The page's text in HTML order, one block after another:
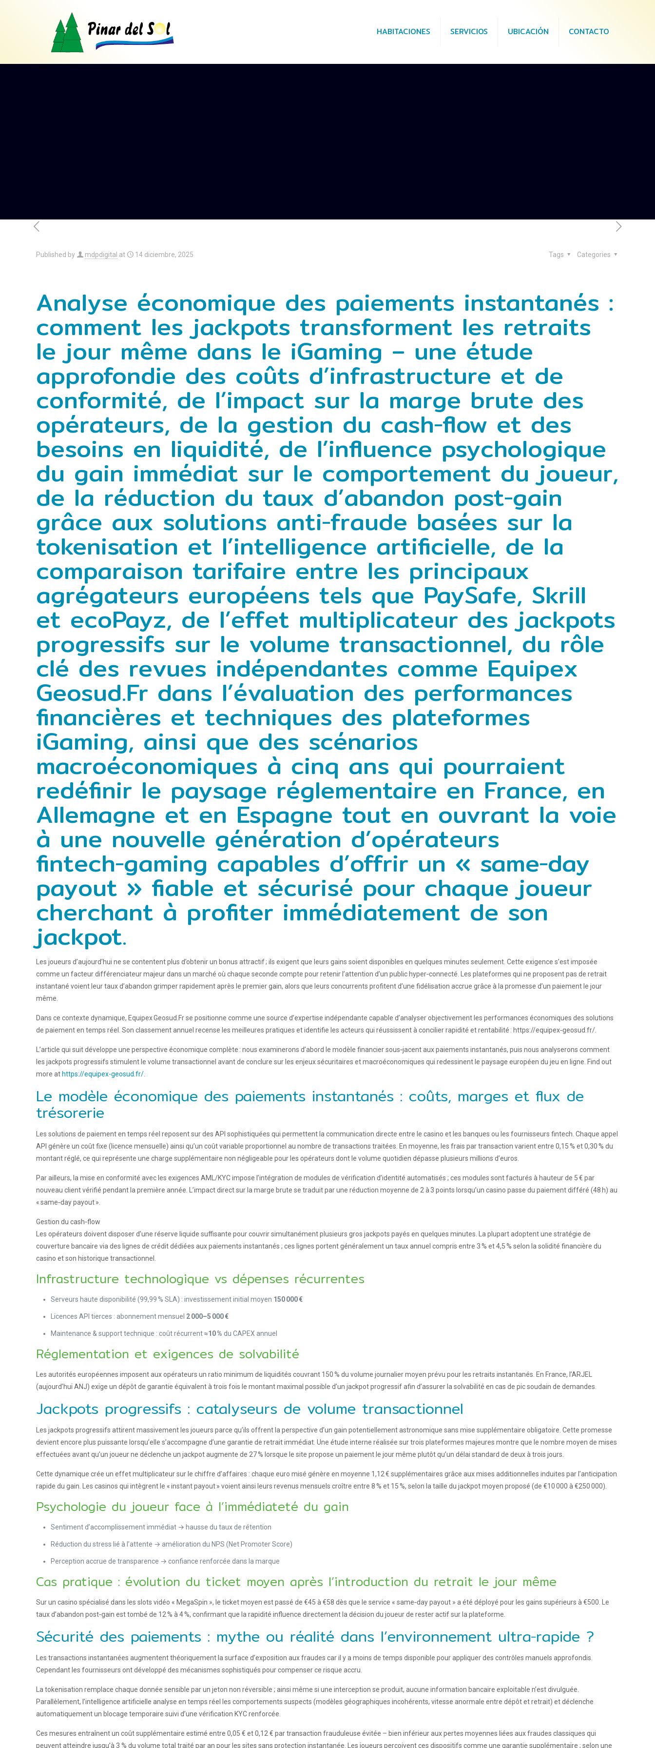
HABITACIONES SERVICIOS UBICACIÓN CONTACTO
Published by mdpdigital at 14 diciembre, 2025 Categories
Tags
Analyse économique des paiements instantanés :
comment les jackpots transforment les retraits
le jour même dans le iGaming – une étude
approfondie des coûts d’infrastructure et de
conformité, de l’impact sur la marge brute des
opérateurs, de la gestion du cash‑flow et des
besoins en liquidité, de l’influence psychologique
du gain immédiat sur le comportement du joueur,
de la réduction du taux d’abandon post‑gain
grâce aux solutions anti‑fraude basées sur la
tokenisation et l’intelligence artificielle, de la
comparaison tarifaire entre les principaux
agrégateurs européens tels que PaySafe, Skrill
et ecoPayz, de l’effet multiplicateur des jackpots
progressifs sur le volume transactionnel, du rôle
clé des revues indépendantes comme Equipex
Geosud.Fr dans l’évaluation des performances
financières et techniques des plateformes
iGaming, ainsi que des scénarios
macroéconomiques à cinq ans qui pourraient
redéfinir le paysage réglementaire en France, en
Allemagne et en Espagne tout en ouvrant la voie
à une nouvelle génération d’opérateurs
fintech‑gaming capables d’offrir un « same‑day
payout » fiable et sécurisé pour chaque joueur
cherchant à profiter immédiatement de son
jackpot.
Les joueurs d’aujourd’hui ne se contentent plus d’obtenir un bonus attractif ; ils exigent que leurs gains soient disponibles en quelques minutes seulement. Cette exigence s’est imposée
comme un facteur différenciateur majeur dans un marché où chaque seconde compte pour retenir l’attention d’un public hyper‑connecté. Les plateformes qui ne proposent pas de retrait
instantané voient leur taux d’abandon grimper rapidement après le premier gain, alors que leurs concurrents profitent d’une fidélisation accrue grâce à la promesse d’un paiement le jour
même.
Dans ce contexte dynamique, Equipex Geosud.Fr se positionne comme une source d’expertise indépendante capable d’analyser objectivement les performances économiques des solutions
de paiement en temps réel. Son classement annuel recense les meilleures pratiques et identifie les acteurs qui réussissent à concilier rapidité et rentabilité : https://equipex‑geosud.fr/.
L’article qui suit développe une perspective économique complète : nous examinerons d’abord le modèle financier sous‑jacent aux paiements instantanés, puis nous analyserons comment
les jackpots progressifs stimulent le volume transactionnel avant de conclure sur les enjeux sécuritaires et macroéconomiques qui redessinent le paysage européen du jeu en ligne. Find out
more at https://equipex-geosud.fr/
Le modèle économique des paiements instantanés : coûts, marges et flux de
trésorerie
Les solutions de paiement en temps réel reposent sur des API sophistiquées qui permettent la communication directe entre le casino et les banques ou les fournisseurs fintech. Chaque appel
API génère un coût fixe (licence mensuelle) ainsi qu’un coût variable proportionnel au nombre de transactions traitées. En moyenne, les frais par transaction varient entre 0,15 % et 0,30 % du
montant réglé, ce qui représente une charge supplémentaire non négligeable pour les opérateurs dont le volume quotidien dépasse plusieurs millions d’euros.
Par ailleurs, la mise en conformité avec les exigences AML/KYC impose l’intégration de modules de vérification d’identité automatisés ; ces modules sont facturés à hauteur de 5 € par
nouveau client vérifié pendant la première année. L’impact direct sur la marge brute se traduit par une réduction moyenne de 2 à 3 points lorsqu’un casino passe du paiement différé (48 h) au
« same‑day payout ».
Gestion du cash‑flow
Les opérateurs doivent disposer d’une réserve liquide suffisante pour couvrir simultanément plusieurs gros jackpots payés en quelques minutes. La plupart adoptent une stratégie de
couverture bancaire via des lignes de crédit dédiées aux paiements instantanés ; ces lignes portent généralement un taux annuel compris entre 3 % et 4,5 % selon la solidité financière du
casino et son historique transactionnel.
Infrastructure technologique vs dépenses récurrentes
Serveurs haute disponibilité (99,99 % SLA) : investissement initial moyen 150 000 €
Licences API tierces : abonnement mensuel 2 000–5 000 €
Maintenance & support technique : coût récurrent≈10 % du CAPEX annuel
Réglementation et exigences de solvabilité
Les autorités européennes imposent aux opérateurs un ratio minimum de liquidités couvrant 150 % du volume journalier moyen prévu pour les retraits instantanés. En France, l’ARJEL
(aujourd’hui ANJ) exige un dépôt de garantie équivalent à trois fois le montant maximal possible d’un jackpot progressif afin d’assurer la solvabilité en cas de pic soudain de demandes.
Jackpots progressifs : catalyseurs de volume transactionnel
Les jackpots progressifs attirent massivement les joueurs parce qu’ils offrent la perspective d’un gain potentiellement astronomique sans mise supplémentaire obligatoire. Cette promesse
devient encore plus puissante lorsqu’elle s’accompagne d’une garantie de retrait immédiat. Une étude interne réalisée sur trois plateformes majeures montre que le nombre moyen de mises
effectuées avant qu’un joueur ne déclenche un jackpot augmente de 27 % lorsque le site propose un paiement le jour même plutôt qu’un délai standard de deux à trois jours.
Cette dynamique crée un effet multiplicateur sur le chiffre d’affaires : chaque euro misé génère en moyenne 1,12 € supplémentaires grâce aux mises additionnelles induites par l’anticipation
rapide du gain. Les casinos qui intègrent le « instant payout » voient ainsi leurs revenus mensuels croître entre 8 % et 15 %, selon la taille du jackpot moyen proposé (de €10 000 à €250 000).
Psychologie du joueur face à l’immédiateté du gain
Sentiment d’accomplissement immédiat → hausse du taux de rétention
Réduction du stress lié à l’attente → amélioration du NPS (Net Promoter Score)
Perception accrue de transparence → confiance renforcée dans la marque
Cas pratique : évolution du ticket moyen après l’introduction du retrait le jour même
Sur un casino spécialisé dans les slots vidéo « MegaSpin », le ticket moyen est passé de €45 à €58 dès que le service « same‑day payout » a été déployé pour les gains supérieurs à €500. Le
taux d’abandon post‑gain est tombé de 12 % à 4 %, confirmant que la rapidité influence directement la décision du joueur de rester actif sur la plateforme.
Sécurité des paiements : mythe ou réalité dans l’environnement ultra‑rapide ?
Les transactions instantanées augmentent théoriquement la surface d’exposition aux fraudes car il y a moins de temps disponible pour appliquer des contrôles manuels approfondis.
Cependant les fournisseurs ont développé des mécanismes sophistiqués pour compenser ce risque accru.
La tokenisation remplace chaque donnée sensible par un jeton non réversible ; ainsi même si une interception se produit, aucune information bancaire exploitable n’est divulguée.
Parallèlement, l’intelligence artificielle analyse en temps réel les comportements suspects (modèles géographiques incohérents, vitesse anormale entre dépôt et retrait) et déclenche
automatiquement un blocage temporaire suivi d’une vérification KYC renforcée.
Ces mesures entraînent un coût supplémentaire estimé entre 0,05 € et 0,12 € par transaction frauduleuse évitée – bien inférieur aux pertes moyennes liées aux fraudes classiques qui
peuvent atteindre jusqu’à 3 % du volume total traité par an pour les sites sans protection instantanée. Les joueurs perçoivent ces dispositifs comme une garantie supplémentaire ; selon une